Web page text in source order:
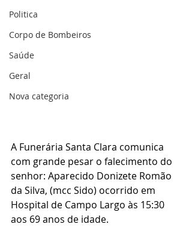
Politica
Corpo de Bombeiros
Saúde
Geral
Nova categoria
A Funerária Santa Clara comunica
com grande pesar o falecimento do
senhor: Aparecido Donizete Romão
da Silva, (mcc Sido) ocorrido em
Hospital de Campo Largo às 15:30
aos 69 anos de idade.